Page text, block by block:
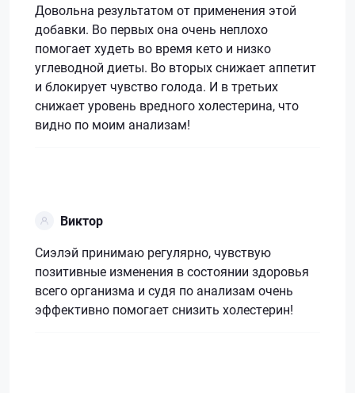
Довольна результатом от применения этой
добавки. Во первых она очень неплохо
помогает худеть во время кето и низко
углеводной диеты. Во вторых снижает аппетит
и блокирует чувство голода. И в третьих
снижает уровень вредного холестерина, что
видно по моим анализам!
Виктор
Сиэлэй принимаю регулярно, чувствую
позитивные изменения в состоянии здоровья
всего организма и судя по анализам очень
эффективно помогает снизить холестерин!